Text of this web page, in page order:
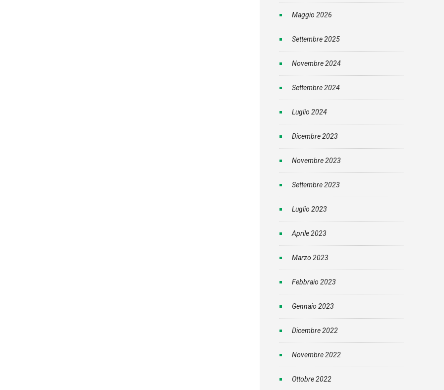
Maggio 2026
Settembre 2025
Novembre 2024
Settembre 2024
Luglio 2024
Dicembre 2023
Novembre 2023
Settembre 2023
Luglio 2023
Aprile 2023
Marzo 2023
Febbraio 2023
Gennaio 2023
Dicembre 2022
Novembre 2022
Ottobre 2022